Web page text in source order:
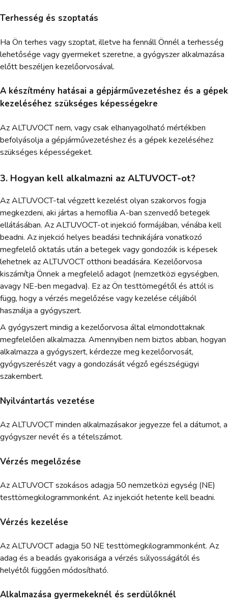
Terhesség és szoptatás
Ha Ön terhes vagy szoptat, illetve ha fennáll Önnél a terhesség
lehetősége vagy gyermeket szeretne, a gyógyszer alkalmazása
előtt beszéljen kezelőorvosával.
A készítmény hatásai a gépjárművezetéshez és a gépek
kezeléséhez szükséges képességekre
Az ALTUVOCT nem, vagy csak elhanyagolható mértékben
befolyásolja a gépjárművezetéshez és a gépek kezeléséhez
szükséges képességeket.
3. Hogyan kell alkalmazni az ALTUVOCT-ot?
Az ALTUVOCT-tal végzett kezelést olyan szakorvos fogja
megkezdeni, aki jártas a hemofília A-ban szenvedő betegek
ellátásában. Az ALTUVOCT-ot injekció formájában, vénába kell
beadni. Az injekció helyes beadási technikájára vonatkozó
megfelelő oktatás után a betegek vagy gondozóik is képesek
lehetnek az ALTUVOCT otthoni beadására. Kezelőorvosa
kiszámítja Önnek a megfelelő adagot (nemzetközi egységben,
avagy NE-ben megadva). Ez az Ön testtömegétől és attól is
függ, hogy a vérzés megelőzése vagy kezelése céljából
használja a gyógyszert.
A gyógyszert mindig a kezelőorvosa által elmondottaknak
megfelelően alkalmazza. Amennyiben nem biztos abban, hogyan
alkalmazza a gyógyszert, kérdezze meg kezelőorvosát,
gyógyszerészét vagy a gondozását végző egészségügyi
szakembert.
Nyilvántartás vezetése
Az ALTUVOCT minden alkalmazásakor jegyezze fel a dátumot, a
gyógyszer nevét és a tételszámot.
Vérzés megelőzése
Az ALTUVOCT szokásos adagja 50 nemzetközi egység (NE)
testtömegkilogrammonként. Az injekciót hetente kell beadni.
Vérzés kezelése
Az ALTUVOCT adagja 50 NE testtömegkilogrammonként. Az
adag és a beadás gyakorisága a vérzés súlyosságától és
helyétől függően módosítható.
Alkalmazása gyermekeknél és serdülőknél